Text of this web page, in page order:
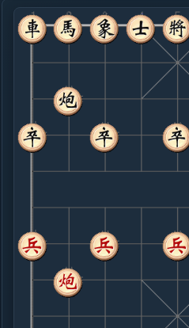
3. 马八进七
红+12
.....象３进５
红+16
4. 马二进四
红+6
.....马２进４
红+6
5. 车一平三
红+4
.....车１平３
6. 兵三进一
红+7
.....卒７进１
红+4
7. 车三进四
红+5
8. 兵七进一
红+4
.....车３进４
红+4
9. 马七进八
红+3
.....马７进６
10. 车九进一
红+1
.....车９进１
红+5